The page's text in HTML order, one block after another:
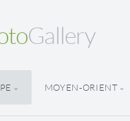
Gallery
MOYEN-ORIENT